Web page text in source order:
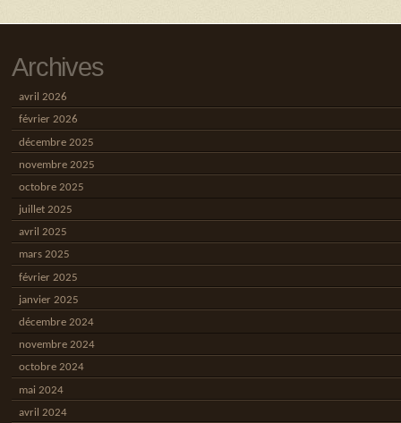
Archives
avril 2026
février 2026
décembre 2025
novembre 2025
octobre 2025
juillet 2025
avril 2025
mars 2025
février 2025
janvier 2025
décembre 2024
novembre 2024
octobre 2024
mai 2024
avril 2024